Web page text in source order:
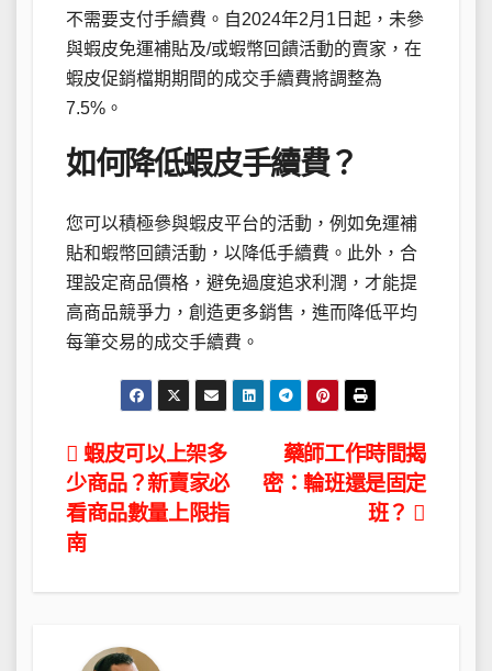
不需要支付手續費。自2024年2月1日起，未參
與蝦皮免運補貼及/或蝦幣回饋活動的賣家，在
蝦皮促銷檔期期間的成交手續費將調整為
7.5%。
如何降低蝦皮手續費？
您可以積極參與蝦皮平台的活動，例如免運補
貼和蝦幣回饋活動，以降低手續費。此外，合
理設定商品價格，避免過度追求利潤，才能提
高商品競爭力，創造更多銷售，進而降低平均
每筆交易的成交手續費。
文
章
導
覽
藥師工作時間揭
密：輪班還是固定
班？
蝦皮可以上架多
少商品？新賣家必
看商品數量上限指
南